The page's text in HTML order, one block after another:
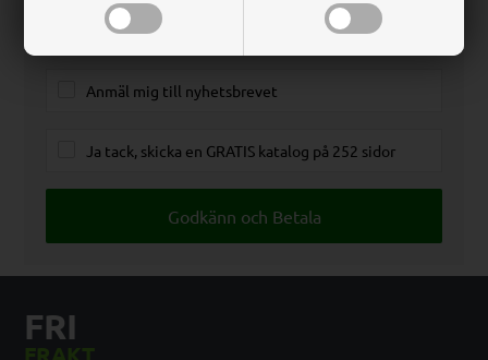
Jag godkänner villkoren
Anmäl mig till nyhetsbrevet
Ja tack, skicka en GRATIS katalog på 252 sidor
FRI